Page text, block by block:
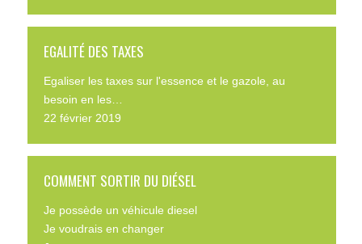
EGALITÉ DES TAXES
Egaliser les taxes sur l'essence et le gazole, au
besoin en les…
22 février 2019
COMMENT SORTIR DU DIÉSEL
Je possède un véhicule diesel
Je voudrais en changer